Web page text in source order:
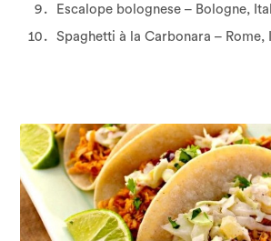
Escalope bolognese – Bologne,
Spaghetti à la Carbonara – Rome,